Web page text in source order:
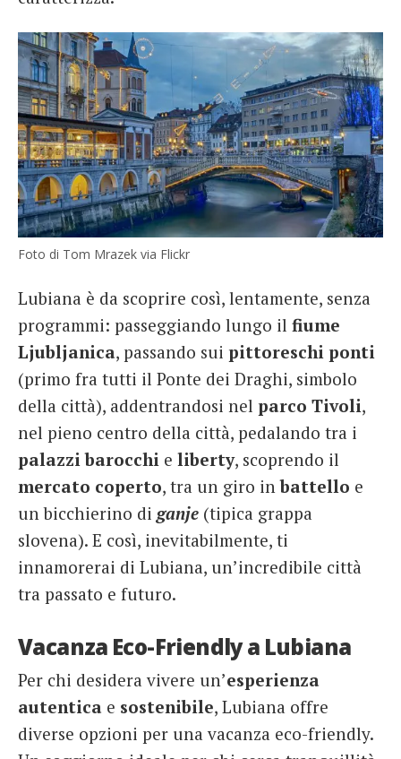
Foto di Tom Mrazek via Flickr
Lubiana è da scoprire così, lentamente, senza
programmi: passeggiando lungo il fiume
Ljubljanica, passando sui pittoreschi ponti
(primo fra tutti il Ponte dei Draghi, simbolo
della città), addentrandosi nel parco Tivoli,
nel pieno centro della città, pedalando tra i
palazzi barocchi e liberty, scoprendo il
mercato coperto, tra un giro inbattello e
un bicchierino di ganje (tipica grappa
slovena). E così, inevitabilmente, ti
innamorerai di Lubiana, un’incredibile città
tra passato e futuro.
Vacanza Eco-Friendly a Lubiana
Per chi desidera vivere un’esperienza
autentica e sostenibile, Lubiana offre
diverse opzioni per una vacanza eco-friendly.